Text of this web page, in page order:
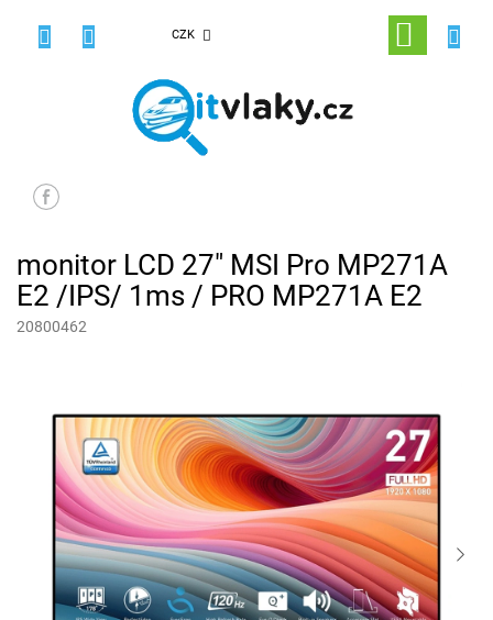
CZK
NÁKUPNÍ
KOŠÍK
monitor LCD 27" MSI Pro MP271A
E2 /IPS/ 1ms / PRO MP271A E2
20800462